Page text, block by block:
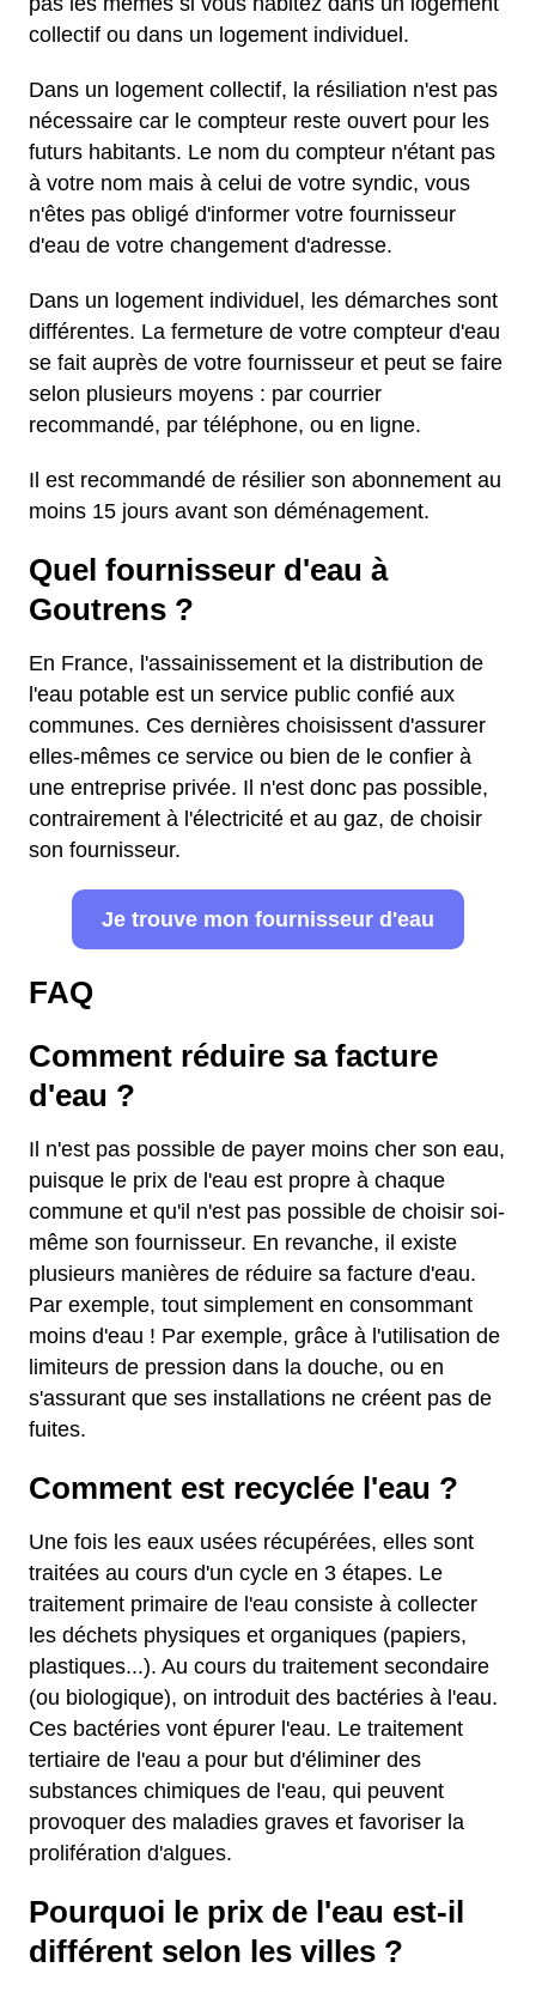
collectif ou dans un logement individuel.
Dans un logement collectif, la résiliation n'est pas
nécessaire car le compteur reste ouvert pour les
futurs habitants. Le nom du compteur n'étant pas
à votre nom mais à celui de votre syndic, vous
n'êtes pas obligé d'informer votre fournisseur
d'eau de votre changement d'adresse.
Dans un logement individuel, les démarches sont
différentes. La fermeture de votre compteur d'eau
se fait auprès de votre fournisseur et peut se faire
selon plusieurs moyens : par courrier
recommandé, par téléphone, ou en ligne.
Il est recommandé de résilier son abonnement au
moins 15 jours avant son déménagement.
Quel fournisseur d'eau à
Goutrens ?
En France, l'assainissement et la distribution de
l'eau potable est un service public confié aux
communes. Ces dernières choisissent d'assurer
elles-mêmes ce service ou bien de le confier à
une entreprise privée. Il n'est donc pas possible,
contrairement à l'électricité et au gaz, de choisir
son fournisseur.
Je trouve mon fournisseur d'eau
FAQ
Comment réduire sa facture
d'eau ?
Il n'est pas possible de payer moins cher son eau,
puisque le prix de l'eau est propre à chaque
commune et qu'il n'est pas possible de choisir soi-
même son fournisseur. En revanche, il existe
plusieurs manières de réduire sa facture d'eau.
Par exemple, tout simplement en consommant
moins d'eau ! Par exemple, grâce à l'utilisation de
limiteurs de pression dans la douche, ou en
s'assurant que ses installations ne créent pas de
fuites.
Comment est recyclée l'eau ?
Une fois les eaux usées récupérées, elles sont
traitées au cours d'un cycle en 3 étapes. Le
traitement primaire de l'eau consiste à collecter
les déchets physiques et organiques (papiers,
plastiques...). Au cours du traitement secondaire
(ou biologique), on introduit des bactéries à l'eau.
Ces bactéries vont épurer l'eau. Le traitement
tertiaire de l'eau a pour but d'éliminer des
substances chimiques de l'eau, qui peuvent
provoquer des maladies graves et favoriser la
prolifération d'algues.
Pourquoi le prix de l'eau est-il
différent selon les villes ?